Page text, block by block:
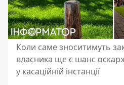
Коли саме зноситимуть
власника ще є шанс
у касаційній інстанції